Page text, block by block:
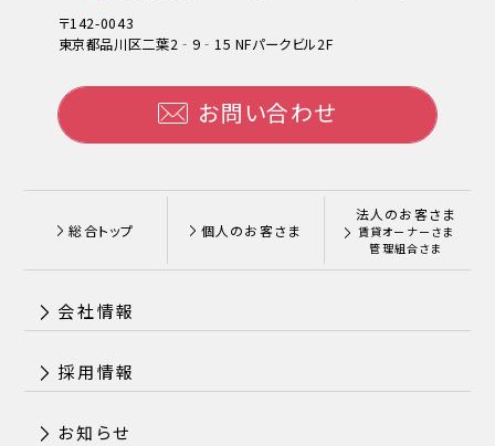
〒142-0043
東京都品川区二葉2‐9‐15 NFパークビル2F
お問い合わせ
総合トップ 個人のお客さま
法人のお客さま
賃貸オーナーさま
管理組合さま
会社情報
採用情報
お知らせ